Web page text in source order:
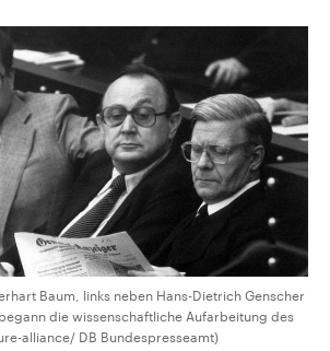
Baum, links neben Hans-Dietrich Genscher
die wissenschaftliche Aufarbeitung des
alliance/ DB Bundespresseamt)